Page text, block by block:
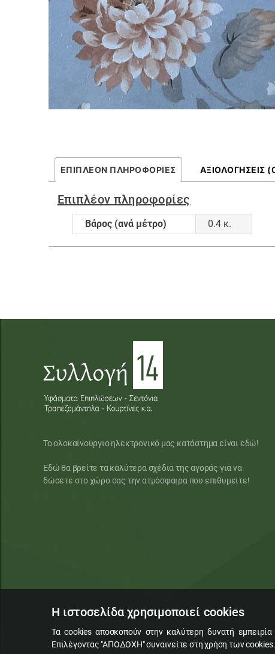
ΕΠΙΠΛΈΟΝ ΠΛΗΡΟΦΟΡΊΕΣ ΑΞΙΟΛΟΓΉΣΕΙΣ
Επιπλέον πληροφορίες
Βάρος (ανά μέτρο) 0.4 κ.
Το ολοκαίνουργιο ηλεκτρονικό μας κατάστημα είναι εδώ!
Εδώ θα βρείτε τα καλύτερα σχέδια της αγοράς για να
δώσετε στο χώρο σας την ατμόσφαιρα που επιθυμείτε!
Η ιστοσελίδα χρησιμοποιεί cookies
Τα cookies αποσκοπούν στην καλύτερη δυνατή
Επιλέγοντας "ΑΠΟΔΟΧΗ" συναινείτε στη χρήση των